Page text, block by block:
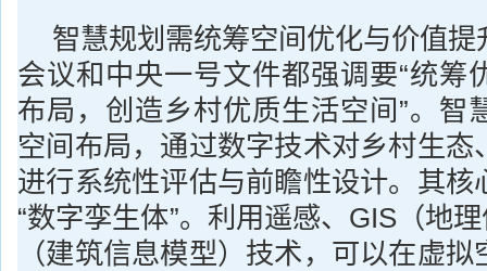
智慧规划需统筹空间优化与价值
会议和中央一号文件都强调要“统筹
布局，创造乡村优质生活空间”。智
空间布局，通过数字技术对乡村生态
进行系统性评估与前瞻性设计。其核
“数字孪生体”。利用遥感、GIS（地
（建筑信息模型）技术，可以在虚